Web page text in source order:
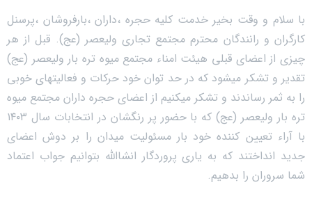
با سلام و وقت بخیر خدمت کلیه حجره ،داران ،بارفروشان ،پرسنل
کارگران و رانندگان محترم مجتمع تجاری ولیعصر (عج). قبل از هر
چیزی از اعضای قبلی هیئت امناء مجتمع میوه تره بار ولیعصر (عج)
تقدیر و تشکر میشود که در حد توان خود حرکات و فعالیتهای خوبی
را به ثمر رساندند و تشکر میکنیم از اعضای حجره داران مجتمع میوه
تره بار ولیعصر (عج) که با حضور پر رنگشان در انتخابات سال ۱۴۰۳
با آراء تعیین کننده خود بار مسئولیت میدان را بر دوش اعضای
جدید انداختند که به یاری پروردگار انشاالله بتوانیم جواب اعتماد
شما سروران را بدهیم.